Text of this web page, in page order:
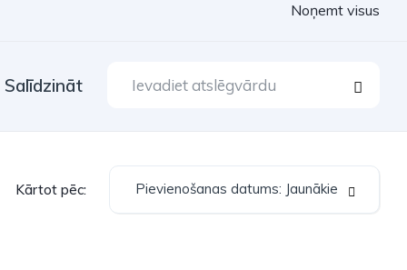
Noņemt visus
Salīdzināt
Kārtot pēc: Pievienošanas datums: Jaunākie